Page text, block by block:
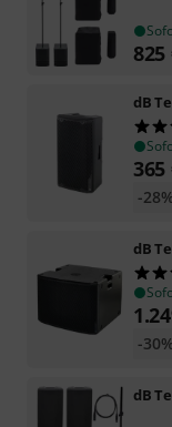
825
dB
365
-28%
dB
-30%
dB